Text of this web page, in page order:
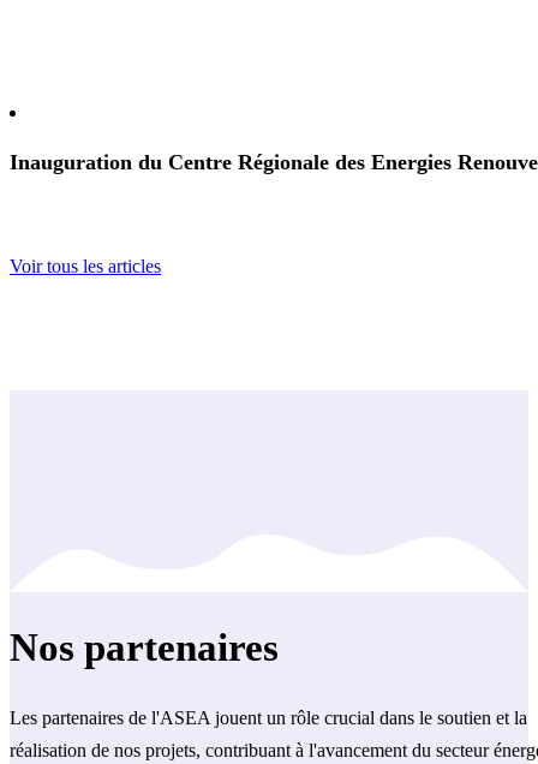
Inauguration du Centre Régionale des Energies
Voir tous les articles
Nos partenaires
Les partenaires de l'ASEA jouent un rôle crucial dans le soutien et la
réalisation de nos projets, contribuant à l'avancement du secteur